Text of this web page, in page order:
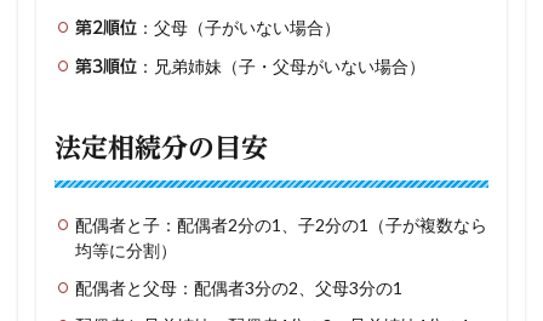
第2順位 ：父母（子がいない場合）
第3順位 ：兄弟姉妹（子・父母がいない場合）
法定相続分の目安
配偶者と子：配偶者2分の1、子2分の1（子が複数なら
均等に分割）
配偶者と父母：配偶者3分の2、父母3分の1